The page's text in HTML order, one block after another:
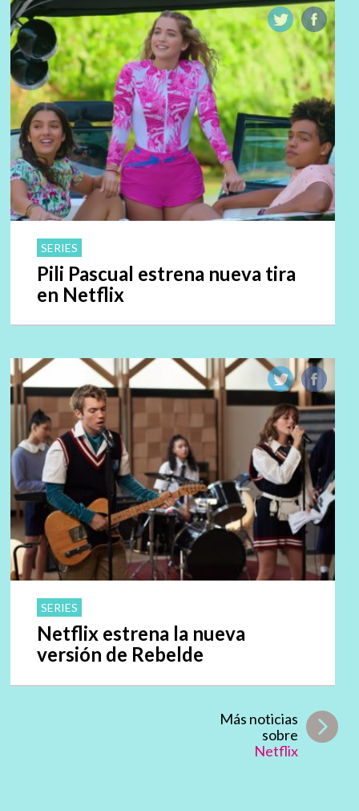
SERIES
Pili Pascual estrena nueva tira
en Netflix
SERIES
Netflix estrena la nueva
versión de Rebelde
Más noticias
sobre
Netflix